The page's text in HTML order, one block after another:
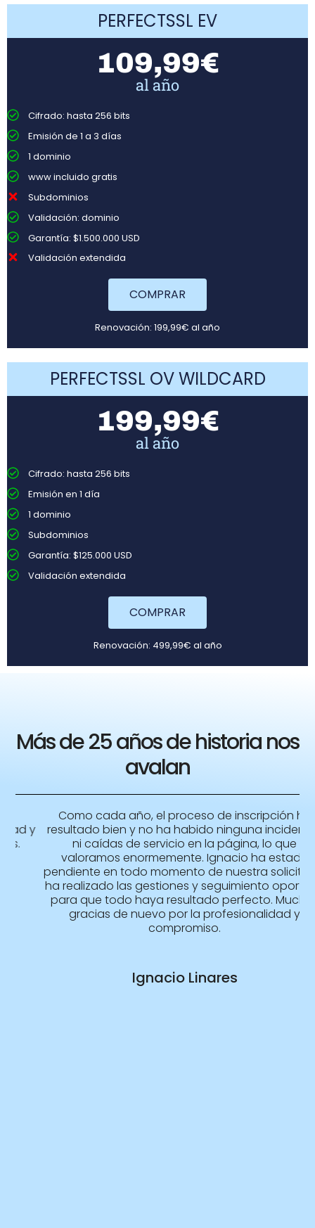
PERFECTSSL EV
109,99€
al año
Cifrado: hasta 256 bits
Emisión de 1 a 3 días
1 dominio
www incluido gratis
Subdominios
Validación: dominio
Garantía: $1.500.000 USD
Validación extendida
COMPRAR
Renovación: 199,99€ al año
PERFECTSSL OV WILDCARD
199,99€
al año
Cifrado: hasta 256 bits
Emisión en 1 día
1 dominio
Subdominios
Garantía: $125.000 USD
Validación extendida
COMPRAR
Renovación: 499,99€ al año
Más de 25 años de historia nos
avalan
Como cada año, el proceso de inscripción ha
resultado bien y no ha habido ninguna incidencia
ni caídas de servicio en la página, lo que
valoramos enormemente. Ignacio ha estado
pendiente en todo momento de nuestra solicitud y
ha realizado las gestiones y seguimiento oportuno
para que todo haya resultado perfecto. Muchas
gracias de nuevo por la profesionalidad y
compromiso.
Ignacio Linares